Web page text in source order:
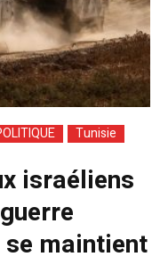
Tunisie
israéliens
maintient